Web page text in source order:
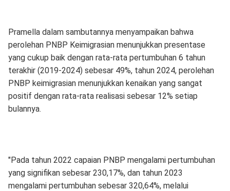
Pramella dalam sambutannya menyampaikan bahwa
perolehan PNBP Keimigrasian menunjukkan presentase
yang cukup baik dengan rata-rata pertumbuhan 6 tahun
terakhir (2019-2024) sebesar 49%, tahun 2024, perolehan
PNBP keimigrasian menunjukkan kenaikan yang sangat
positif dengan rata-rata realisasi sebesar 12% setiap
bulannya.
"Pada tahun 2022 capaian PNBP mengalami pertumbuhan
yang signifikan sebesar 230,17%, dan tahun 2023
mengalami pertumbuhan sebesar 320,64%, melalui